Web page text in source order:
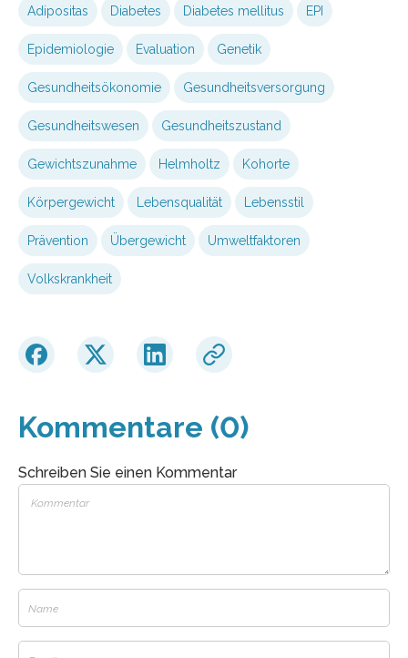
Adipositas Diabetes Diabetes mellitus EPI
Epidemiologie Evaluation Genetik
Gesundheitsökonomie Gesundheitsversorgung
Gesundheitswesen Gesundheitszustand
Gewichtszunahme Helmholtz Kohorte
Körpergewicht Lebensqualität Lebensstil
Prävention Übergewicht Umweltfaktoren
Volkskrankheit
Kommentare (0)
Schreiben Sie einen Kommentar